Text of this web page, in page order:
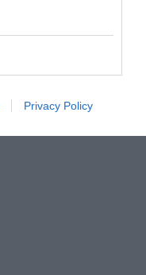
Privacy Policy